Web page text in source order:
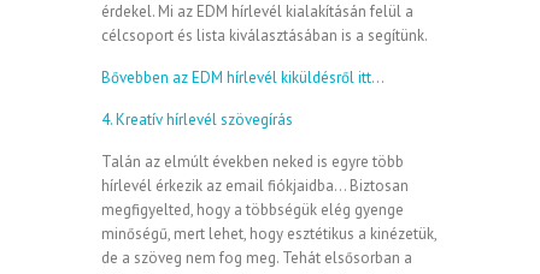
érdekel. Mi az EDM hírlevél kialakításán felül a
célcsoport és lista kiválasztásában is a segítünk.
Bővebben az EDM hírlevél kiküldésről itt…
4. Kreatív hírlevél szövegírás
Talán az elmúlt években neked is egyre több
hírlevél érkezik az email fiókjaidba… Biztosan
megfigyelted, hogy a többségük elég gyenge
minőségű, mert lehet, hogy esztétikus a kinézetük,
de a szöveg nem fog meg. Tehát elsősorban a